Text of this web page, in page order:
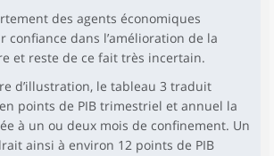
des agents économiques
confiance dans l’amélioration de la
et reste de ce fait très incertain.
d’illustration, le tableau 3 traduit
points de PIB trimestriel et annuel la
à un ou deux mois de confinement. Un
ainsi à environ 12 points de PIB